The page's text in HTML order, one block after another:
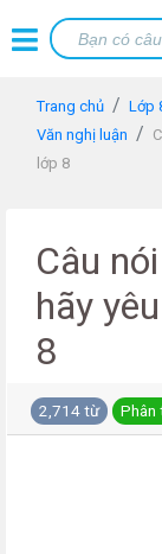
Trang chủ Lớp
Văn nghị luận
lớp 8
Câu
hãy
8
2,714 từ Phân